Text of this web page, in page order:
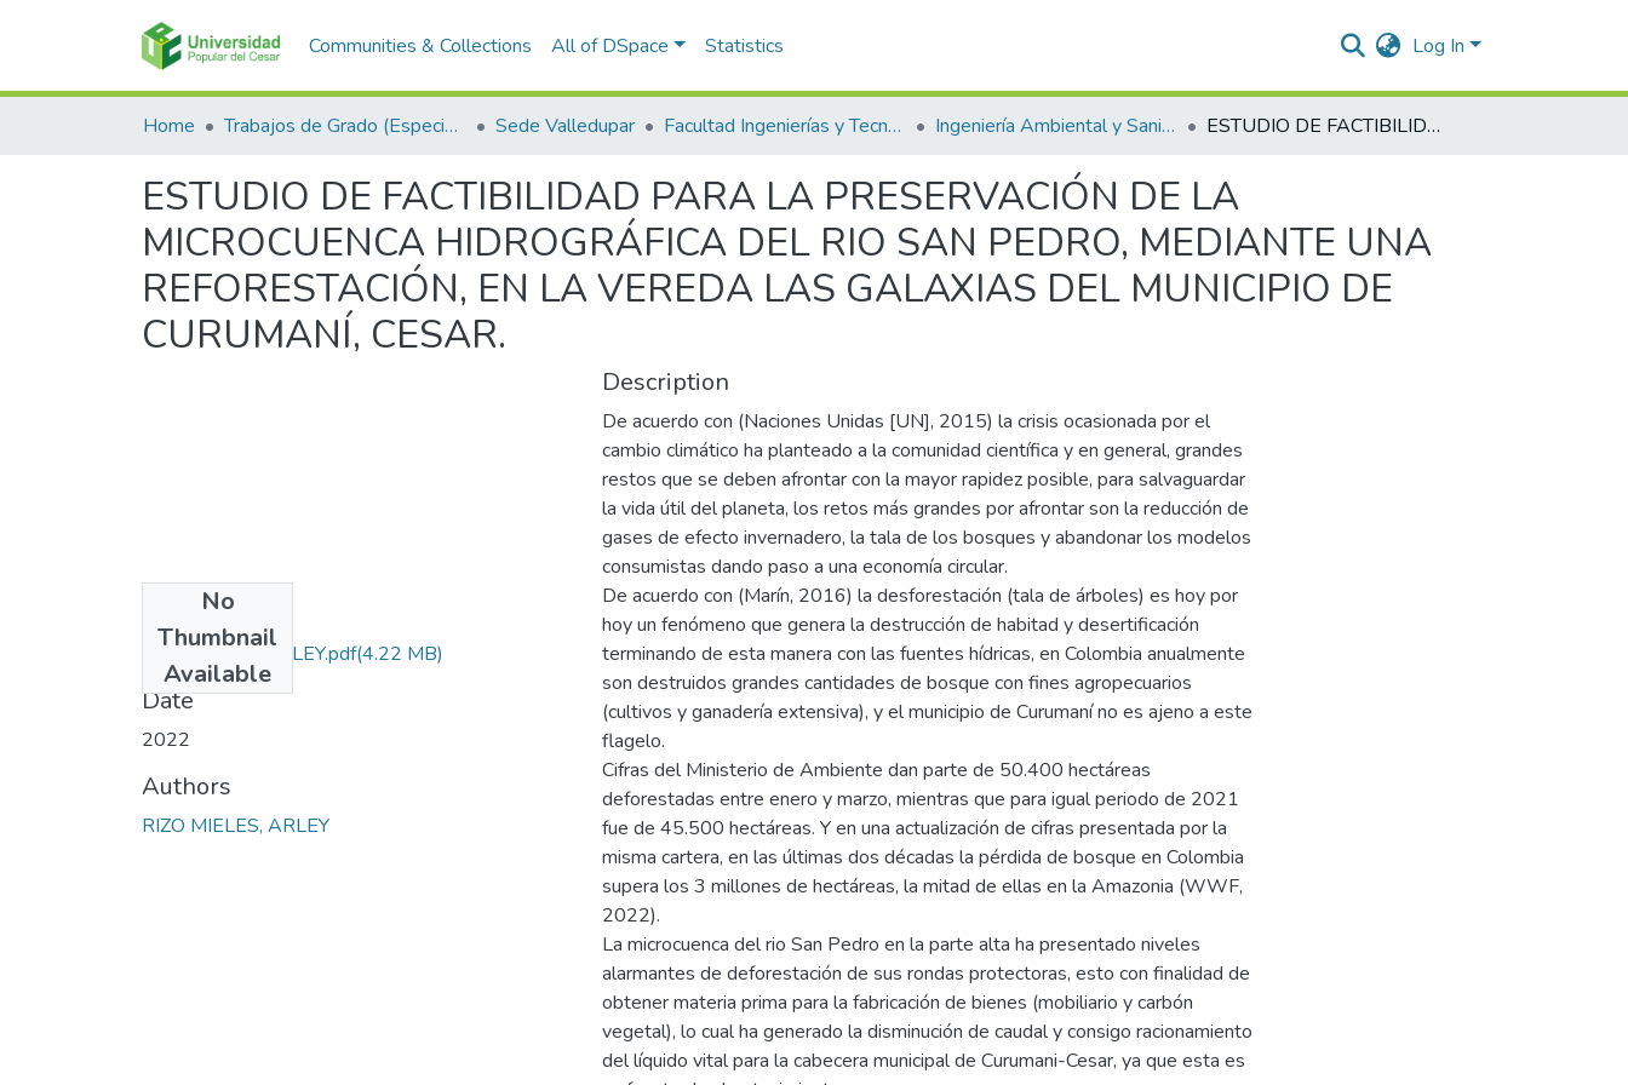
Communities & Collections All of DSpace Statistics Log In
Home Trabajos de Grado (Especializaciones y Pregrados) Sede Valledupar Facultad Ingenierías y Tecnologías Ingeniería Ambiental y Sanitaria. ESTUDIO DE FACTIBILIDAD PARA LA PRESERVACIÓN DE LA MICROCUENCA HIDROGRÁFICA DEL RIO SAN PEDRO, MEDIANTE UNA REFORESTACIÓN, EN LA VEREDA LAS GALAXIAS DEL MUNICIPIO DE CURUMANÍ, CESAR.
ESTUDIO DE FACTIBILIDAD PARA LA PRESERVACIÓN DE LA
MICROCUENCA HIDROGRÁFICA DEL RIO SAN PEDRO, MEDIANTE UNA
REFORESTACIÓN, EN LA VEREDA LAS GALAXIAS DEL MUNICIPIO DE
CURUMANÍ, CESAR.
No
Thumbnail
Available
RIZO MIELES ARLEY.pdf(4.22 MB)
Date
2022
Authors
RIZO MIELES, ARLEY
Description
De acuerdo con (Naciones Unidas [UN], 2015) la crisis ocasionada por el
cambio climático ha planteado a la comunidad científica y en general, grandes
restos que se deben afrontar con la mayor rapidez posible, para salvaguardar
la vida útil del planeta, los retos más grandes por afrontar son la reducción de
gases de efecto invernadero, la tala de los bosques y abandonar los modelos
consumistas dando paso a una economía circular.
De acuerdo con (Marín, 2016) la desforestación (tala de árboles) es hoy por
hoy un fenómeno que genera la destrucción de habitad y desertificación
terminando de esta manera con las fuentes hídricas, en Colombia anualmente
son destruidos grandes cantidades de bosque con fines agropecuarios
(cultivos y ganadería extensiva), y el municipio de Curumaní no es ajeno a este
flagelo.
Cifras del Ministerio de Ambiente dan parte de 50.400 hectáreas
deforestadas entre enero y marzo, mientras que para igual periodo de 2021
fue de 45.500 hectáreas. Y en una actualización de cifras presentada por la
misma cartera, en las últimas dos décadas la pérdida de bosque en Colombia
supera los 3 millones de hectáreas, la mitad de ellas en la Amazonia (WWF,
2022).
La microcuenca del rio San Pedro en la parte alta ha presentado niveles
alarmantes de deforestación de sus rondas protectoras, esto con finalidad de
obtener materia prima para la fabricación de bienes (mobiliario y carbón
vegetal), lo cual ha generado la disminución de caudal y consigo racionamiento
del líquido vital para la cabecera municipal de Curumani-Cesar, ya que esta es